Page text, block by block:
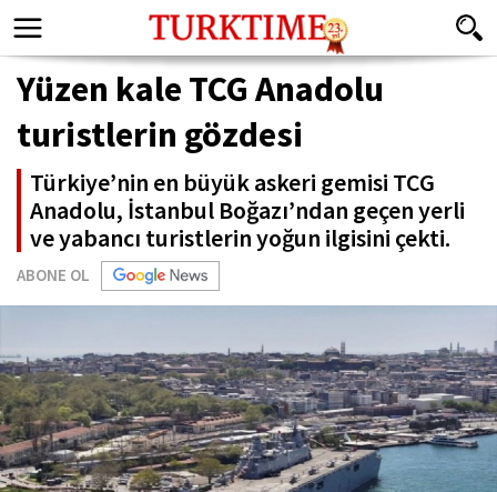
Yüzen kale TCG Anadolu
turistlerin gözdesi
Türkiye’nin en büyük askeri gemisi TCG
Anadolu, İstanbul Boğazı’ndan geçen yerli
ve yabancı turistlerin yoğun ilgisini çekti.
ABONE OL